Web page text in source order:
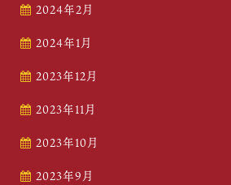
2024年2月
2024年1月
2023年12月
2023年11月
2023年10月
2023年9月